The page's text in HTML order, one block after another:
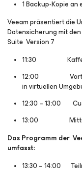
1 Backup-Kopie
Veeam präsentiert die
Datensicherung mit
Suite Version 7
11:30
12:00 Vortrag
in virtuellen
12:30 – 13:00
13:00
Das Programm der
umfasst:
13:30 – 14:00